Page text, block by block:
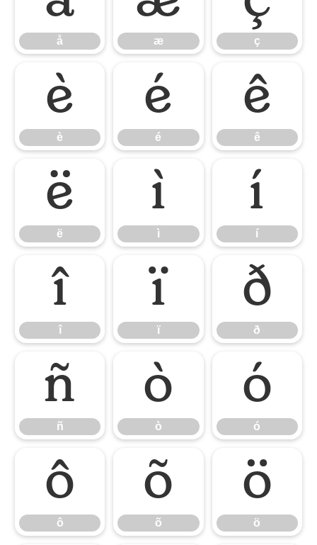
å æ ç
è
è
é
é
ê
ê
ë
ë
ì
ì
í
í
î
î
ï
ï
ð
ð
ñ
ñ
ò
ò
ó
ó
ô
ô
õ
õ
ö
ö